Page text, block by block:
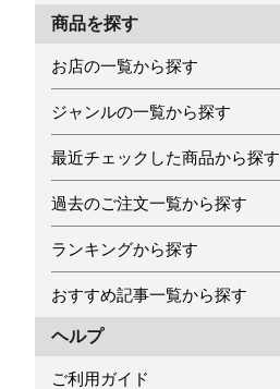
商品を探す
お店の一覧から探す
ジャンルの一覧から探す
最近チェックした商品から探す
過去のご注文一覧から探す
ランキングから探す
おすすめ記事一覧から探す
ヘルプ
ご利用ガイド